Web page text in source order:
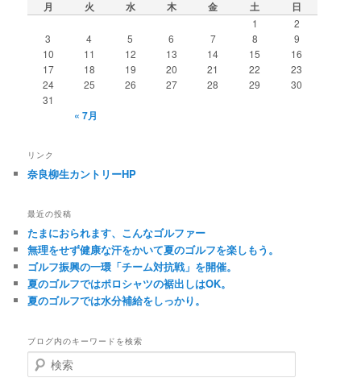
月 火 水 木 金 土 日
1
2
3
4 5 6 7 8
9
10
11 12 13 14 15
16
17
18 19 20 21 22
23
24
25 26 27 28 29
30
31
« 7月
リンク
奈良柳生カントリーHP
最近の投稿
たまにおられます、こんなゴルファー
無理をせず健康な汗をかいて夏のゴルフを楽しもう。
ゴルフ振興の一環「チーム対抗戦」を開催。
夏のゴルフではポロシャツの裾出しはOK。
夏のゴルフでは水分補給をしっかり。
ブログ内のキーワードを検索
検
索